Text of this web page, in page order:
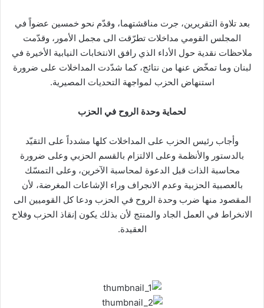
بعد تلاوة التقريرين، جرت مناقشتهما، وقدّم نحو خمسين عضواً في
المجلس القومي مداخلات تطرّقت الى مجمل الأمور، وقدّمت
ملاحظات نقدية حول الأداء الذي رافق الانتخابات النيابية الأخيرة في
لبنان وما تمخّض عنها من نتائج، كما شدّدت المداخلات على ضرورة
استنهاض الحزب لمواجهة التحديات المصيرية.
لحماية وحدة الروح في الحزب
وأجاب رئيس الحزب على المداخلات كلها مشدداً على التقيّد
بالدستور والأنظمة وعلى الالتزام بالقسم الحزبي وعلى ضرورة
محاسبة الذات قبل الدعوة لمحاسبة الآخرين، وعلى التمسّك
بالعصبية الحزبية وعدم الانجراف وراء الإشاعات المغرضة، لأن
المقصود منها ضرب وحدة الروح في الحزب ودعا كل القوميين الى
الانخراط في العمل الجاد والمنتج لأن بذلك يكون إنقاذ الحزب وفلاح
العقيدة.